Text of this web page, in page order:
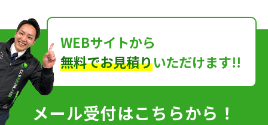
WEBサイトから
無料でお見積りいただけます!!
メール受付はこちらから！